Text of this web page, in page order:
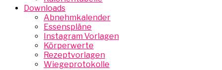
Downloads
Abnehmkalender
Essenspläne
Instagram Vorlagen
Körperwerte
Rezeptvorlagen
Wiegeprotokolle